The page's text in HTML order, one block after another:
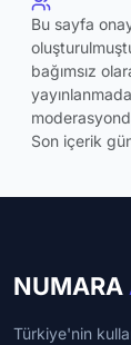
Bu sayfa
bağımsız
Son içerik
NUMARA
Türkiye'nin